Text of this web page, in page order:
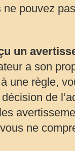
ne pouvez
un
a son
une règle,
de
ne